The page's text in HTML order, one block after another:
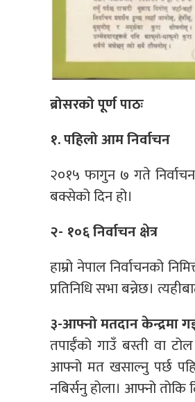
ब्रोसरको पूर्ण पाठः
१. पहिलो आम निर्वाचन
२०१५ फागुन ७ गते निर्वाचन
बक्सेको दिन हो।
२- १०६ निर्वाचन क्षेत्र
हाम्रो नेपाल निर्वाचनको
प्रतिनिधि सभा बन्नेछ।
३-आफ्नो मतदान केन्द्रमा
तपाईँको गाउँ बस्ती वा
आफ्नो मत खसाल्नु पर्छ
नबिर्सनु होला। आफ्नो